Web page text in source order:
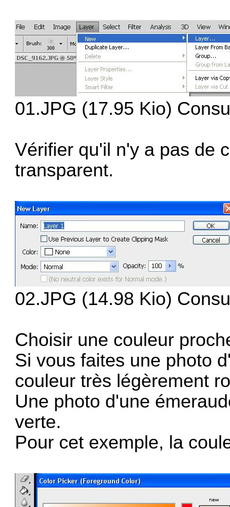
01.JPG (17.95 Kio)
Vérifier qu'il n'y a pas de
transparent.
02.JPG (14.98 Kio)
Choisir une couleur
Si vous faites une photo
couleur très légèrement
Une photo d'une
verte.
Pour cet exemple, la